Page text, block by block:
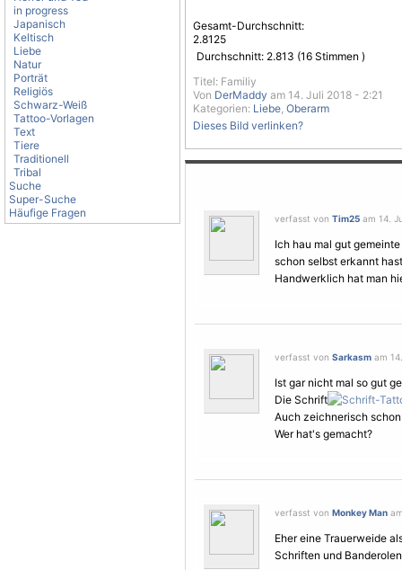
in progress
Japanisch
Keltisch
Liebe
Natur
Porträt
Religiös
Schwarz-Weiß
Tattoo-Vorlagen
Text
Tiere
Traditionell
Tribal
Suche
Super-Suche
Häufige Fragen
Gesamt-Durchschnitt:
2.8125
Durchschnitt: 2.813 (16 Stimmen )
Titel: Familiy
Von DerMaddy am 14. Juli 2018 - 2:21
Kategorien: Liebe, Oberarm
Dieses Bild verlinken?
verfasst von Tim25 am 14.
Ich hau mal gut
schon selbst erkannt
Handwerklich hat man
verfasst von Sarkasm am
Ist gar nicht mal so gut
Die Schrift
Auch zeichnerisch
Wer hat's gemacht?
verfasst von Monkey Man
Eher eine Trauerweide
Schriften und